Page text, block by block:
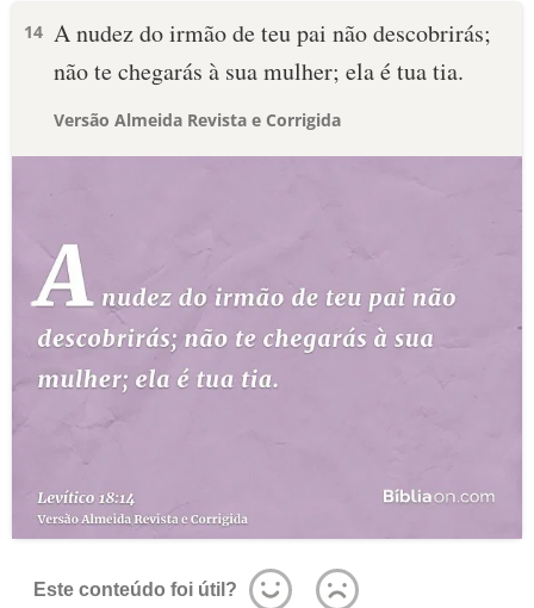
14 A nudez do irmão de teu pai não descobrirás;
não te chegarás à sua mulher; ela é tua tia.
Versão Almeida Revista e Corrigida
Este conteúdo foi útil?